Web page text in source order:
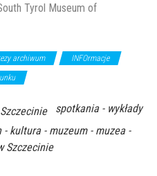
Tyrol Museum of
archiwum
INFOrmacje
spotkania - wykłady
- kultura - muzeum - muzea -
Szczecinie